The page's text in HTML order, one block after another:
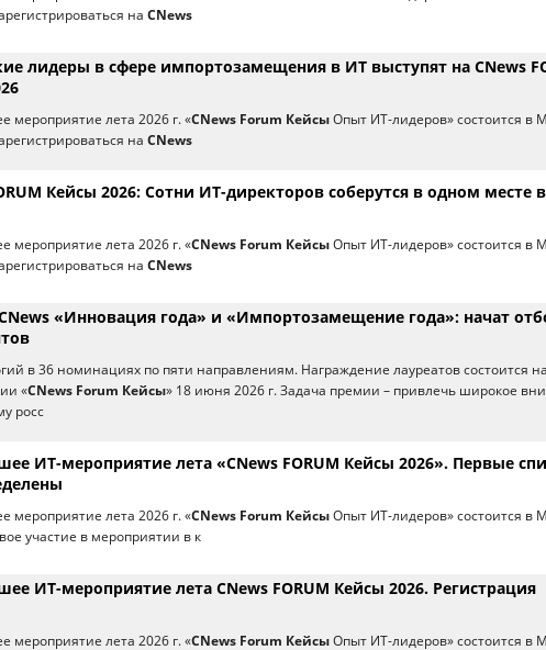
на CNews
лидеры в сфере импортозамещения в ИТ выступят на CNews
мероприятие лета 2026 г. «CNews Forum Кейсы Опыт ИТ-лидеров» состоится в
на CNews
Кейсы 2026: Сотни ИТ-директоров соберутся в одном месте
мероприятие лета 2026 г. «CNews Forum Кейсы Опыт ИТ-лидеров» состоится в
на CNews
«Инновация года» и «Импортозамещение года»: начат
в 36 номинациях по пяти направлениям. Награждение лауреатов состоится на
«CNews Forum Кейсы» 18 июня 2026 г. Задача премии – привлечь широкое
росс
ИТ-мероприятие лета «CNews FORUM Кейсы 2026». Первые
мероприятие лета 2026 г. «CNews Forum Кейсы Опыт ИТ-лидеров» состоится в
участие в мероприятии в к
ИТ-мероприятие лета CNews FORUM Кейсы 2026. Регистрация
мероприятие лета 2026 г. «CNews Forum Кейсы Опыт ИТ-лидеров» состоится в